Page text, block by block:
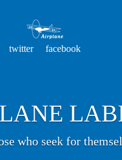
twitter facebook
who seek for